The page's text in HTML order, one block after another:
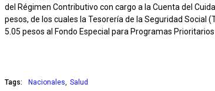
del Régimen Contributivo con cargo a la Cuenta del
pesos, de los cuales la Tesorería de la Seguridad Social
5.05 pesos al Fondo Especial para Programas
Tags: Nacionales Salud